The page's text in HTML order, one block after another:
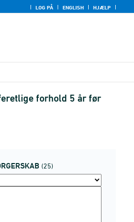
LOG PÅ ENGLISH HJÆLP
forhold 5 år før
(25)